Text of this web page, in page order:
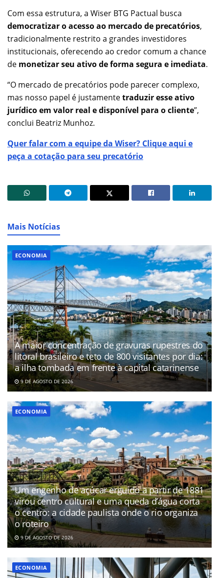
Com essa estrutura, a Wiser BTG Pactual busca
democratizar o acesso ao mercado de precatórios,
tradicionalmente restrito a grandes investidores
institucionais, oferecendo ao credor comum a chance
de monetizar seu ativo de forma segura e imediata.
“O mercado de precatórios pode parecer complexo,
mas nosso papel é justamentetraduzir esse ativo
jurídico em valor real e disponível para o cliente”,
conclui Beatriz Munhoz.
Quer falar com a equipe da Wiser? Clique aqui e
peça a cotação para seu precatório
Mais Notícias
ECONOMIA
A maior concentração de gravuras rupestres do
litoral brasileiro e teto de 800 visitantes por dia:
a ilha tombada em frente à capital catarinense
9 DE AGOSTO DE 2026
ECONOMIA
Um engenho de açúcar erguido a partir de 1881
virou centro cultural e uma queda d’água corta
o centro: a cidade paulista onde o rio organiza
o roteiro
9 DE AGOSTO DE 2026
ECONOMIA